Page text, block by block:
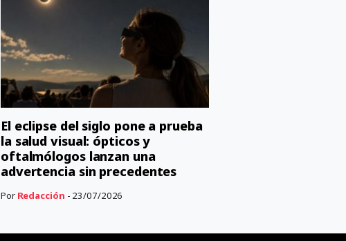
El eclipse del siglo pone a prueba
la salud visual: ópticos y
oftalmólogos lanzan una
advertencia sin precedentes
Por Redacción - 23/07/2026